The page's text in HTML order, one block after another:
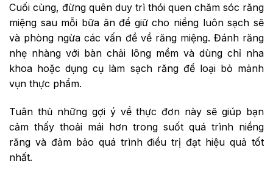
Cuối cùng, đừng quên duy trì thói quen chăm sóc răng
miệng sau mỗi bữa ăn để giữ cho niềng luôn sạch sẽ
và phòng ngừa các vấn đề về răng miệng. Đánh răng
nhẹ nhàng với bàn chải lông mềm và dùng chỉ nha
khoa hoặc dụng cụ làm sạch răng để loại bỏ mảnh
vụn thực phẩm.
Tuân thủ những gợi ý về thực đơn này sẽ giúp bạn
cảm thấy thoải mái hơn trong suốt quá trình niềng
răng và đảm bảo quá trình điều trị đạt hiệu quả tốt
nhất.